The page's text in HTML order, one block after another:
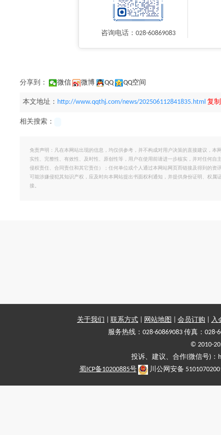
咨询电话：028-60869083
分享到： 微信 微博 QQ QQ空间
本文地址： http://www.qqthj.com/news/202506112841835.html 复
相关搜索：
免责声明：凡在本网站出现的信息，均仅供参考，并不构成对用户决策的直接建议，
实性、完整性、有效性、及时性、原创性等，用户在使用前请进一步核实，并对任何
侵权责任、合同责任和其它责任）；任何单位或个人通过本网站网页而链接及得到的
可能涉嫌侵犯其知识产权，应及时向本网站提出书面权利通知，并提供身份证明、权
接。
关于我们 联系方式 网站地图 会员订购
入
服务热线：028-60869083 传真：028-
© 2010-
投诉、建议、合作(微信号)
蜀ICP备10200885号
川公网安备